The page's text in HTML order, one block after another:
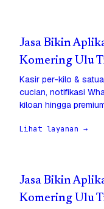
Jasa Bikin
Komering Ulu
Kasir per-kilo &
cucian, notifikasi
kiloan hingga
Lihat layanan →
Jasa Bikin
Komering Ulu